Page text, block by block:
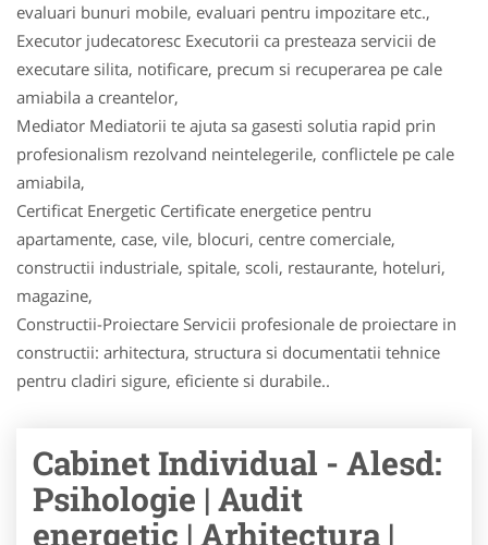
evaluari bunuri mobile, evaluari pentru impozitare etc.,
Executor judecatoresc Executorii ca presteaza servicii de
executare silita, notificare, precum si recuperarea pe cale
amiabila a creantelor,
Mediator Mediatorii te ajuta sa gasesti solutia rapid prin
profesionalism rezolvand neintelegerile, conflictele pe cale
amiabila,
Certificat Energetic Certificate energetice pentru
apartamente, case, vile, blocuri, centre comerciale,
constructii industriale, spitale, scoli, restaurante, hoteluri,
magazine,
Constructii-Proiectare Servicii profesionale de proiectare in
constructii: arhitectura, structura si documentatii tehnice
pentru cladiri sigure, eficiente si durabile..
Cabinet Individual - Alesd:
Psihologie | Audit
energetic | Arhitectura |